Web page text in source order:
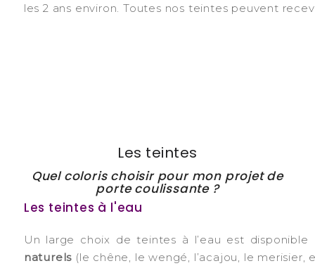
les 2 ans environ. Toutes nos teintes peuvent
Les teintes
Quel coloris choisir pour mon projet de
porte coulissante ?
Les teintes à l'eau
Un large choix de teintes à l’eau est
naturels (le chêne, le wengé, l’acajou, le